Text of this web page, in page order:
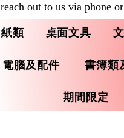
紙類 桌面文具
電腦及配件 書簿類
期間限定
reach out to us via phone